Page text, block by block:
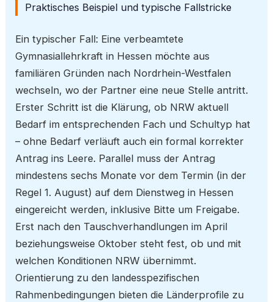
Praktisches Beispiel und typische Fallstricke
Ein typischer Fall: Eine verbeamtete
Gymnasiallehrkraft in Hessen möchte aus
familiären Gründen nach Nordrhein-Westfalen
wechseln, wo der Partner eine neue Stelle antritt.
Erster Schritt ist die Klärung, ob NRW aktuell
Bedarf im entsprechenden Fach und Schultyp hat
– ohne Bedarf verläuft auch ein formal korrekter
Antrag ins Leere. Parallel muss der Antrag
mindestens sechs Monate vor dem Termin (in der
Regel 1. August) auf dem Dienstweg in Hessen
eingereicht werden, inklusive Bitte um Freigabe.
Erst nach den Tauschverhandlungen im April
beziehungsweise Oktober steht fest, ob und mit
welchen Konditionen NRW übernimmt.
Orientierung zu den landesspezifischen
Rahmenbedingungen bieten die Länderprofile zu